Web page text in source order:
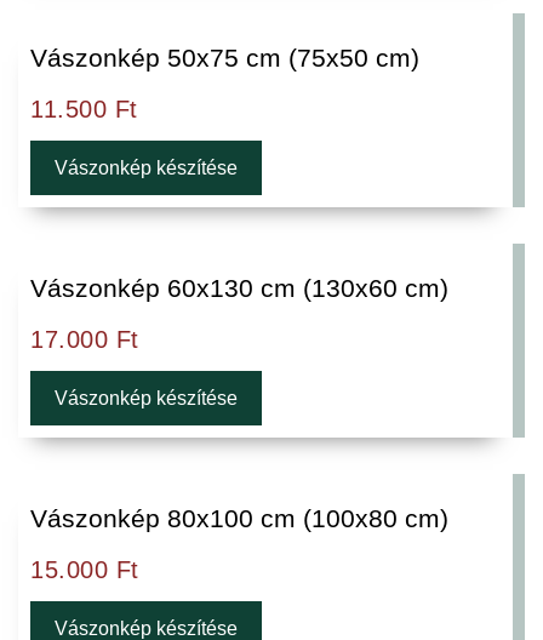
Vászonkép 50x75 cm (75x50 cm)
11.500 Ft
Vászonkép készítése
Vászonkép 60x130 cm (130x60 cm)
17.000 Ft
Vászonkép készítése
Vászonkép 80x100 cm (100x80 cm)
15.000 Ft
Vászonkép készítése